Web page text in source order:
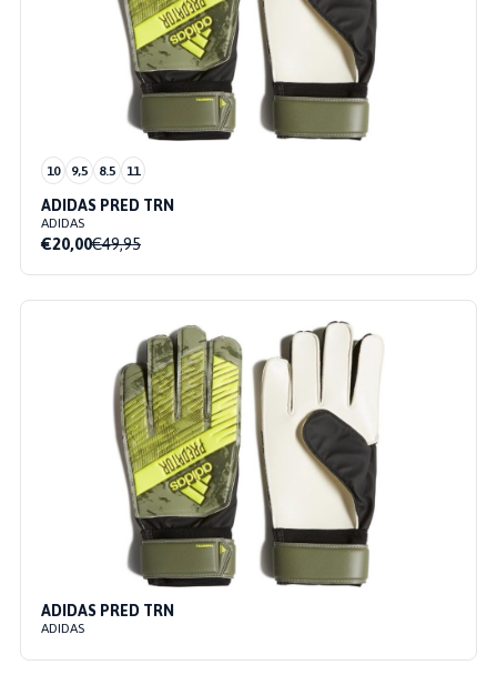
10 9,5 8.5 11
ADIDAS PRED TRN
ADIDAS
€20,00€49,95
ADIDAS PRED TRN
ADIDAS